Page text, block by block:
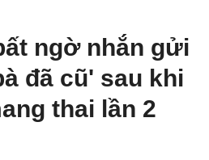
ngờ nhắn gửi
đã cũ' sau khi
thai lần 2